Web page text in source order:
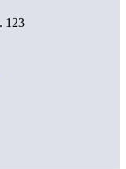
123